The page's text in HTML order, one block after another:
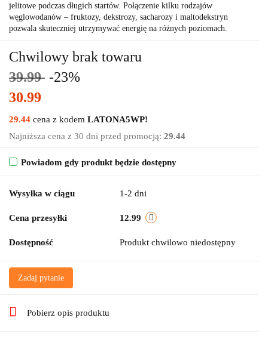
jelitowe podczas długich startów. Połączenie kilku rodzajów
węglowodanów – fruktozy, dekstrozy, sacharozy i maltodekstryn
pozwala skuteczniej utrzymywać energię na różnych poziomach.
Chwilowy brak towaru
39.99 -23%
30.99
29.44 cena z kodem LATONA5WP!
Najniższa cena z 30 dni przed promocją: 29.44
Powiadom gdy produkt będzie dostępny
Wysyłka w ciągu 1-2 dni
Cena przesyłki 12.99
Dostępność Produkt chwilowo niedostępny
Zadaj pytanie
Pobierz opis produktu